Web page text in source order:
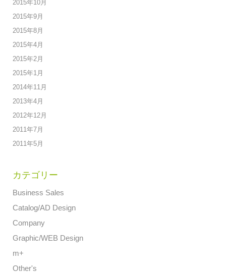
2015年10月
2015年9月
2015年8月
2015年4月
2015年2月
2015年1月
2014年11月
2013年4月
2012年12月
2011年7月
2011年5月
カテゴリー
Business Sales
Catalog/AD Design
Company
Graphic/WEB Design
m+
Other's